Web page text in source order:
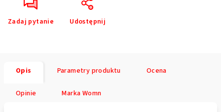
Zadaj pytanie Udostępnij
Opis Parametry produktu Ocena
Opinie Marka Womn